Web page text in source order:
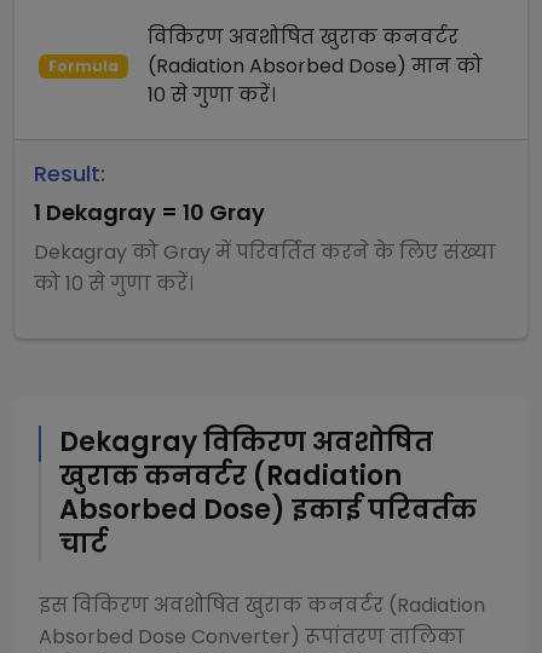
Formula
विकिरण अवशोषित खुराक कनवर्टर
(Radiation Absorbed Dose) मान को
10 सेगुणाकरें।
Result:
1 Dekagray = 10 Gray
Dekagrayको Grayमें परिवर्तित करने के लिए संख्या
को10 सेगुणाकरें।
Dekagrayविकिरण अवशोषित
खुराक कनवर्टर (Radiation
Absorbed Dose) इकाई परिवर्तक
चार्ट
इसविकिरण अवशोषित खुराक कनवर्टर (Radiation
Absorbed Dose Converter) रूपांतरण तालिका